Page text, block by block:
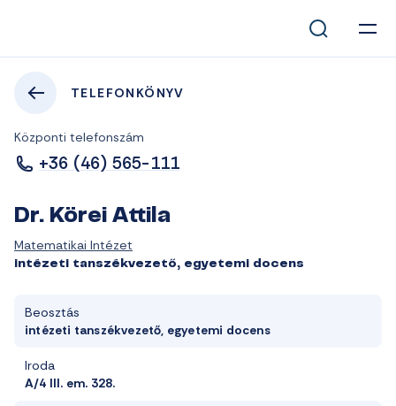
TELEFONKÖNYV
Központi telefonszám
+36 (46) 565-111
Dr. Körei Attila
Matematikai Intézet
intézeti tanszékvezető, egyetemi docens
Beosztás
intézeti tanszékvezető, egyetemi docens
Iroda
A/4 III. em. 328.